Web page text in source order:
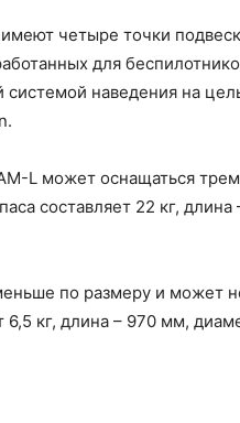
четыре точки
для
наведения на
L может оснащаться
составляет 22 кг,
по размеру и может
6,5 кг, длина – 970 мм,